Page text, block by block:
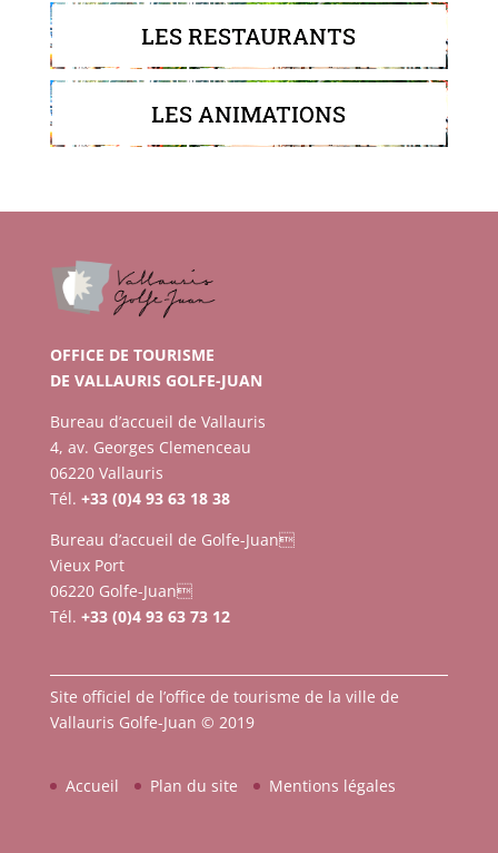
LES RESTAURANTS
LES ANIMATIONS
OFFICE DE TOURISME
DE VALLAURIS GOLFE-JUAN
Bureau d’accueil de Vallauris
4, av. Georges Clemenceau
06220 Vallauris
Tél. +33 (0)4 93 63 18 38
Bureau d’accueil de Golfe-Juan
Vieux Port
06220 Golfe-Juan
Tél. +33 (0)4 93 63 73 12
Site officiel de l’office de tourisme de la ville de
Vallauris Golfe-Juan © 2019
Accueil Plan du site Mentions légales